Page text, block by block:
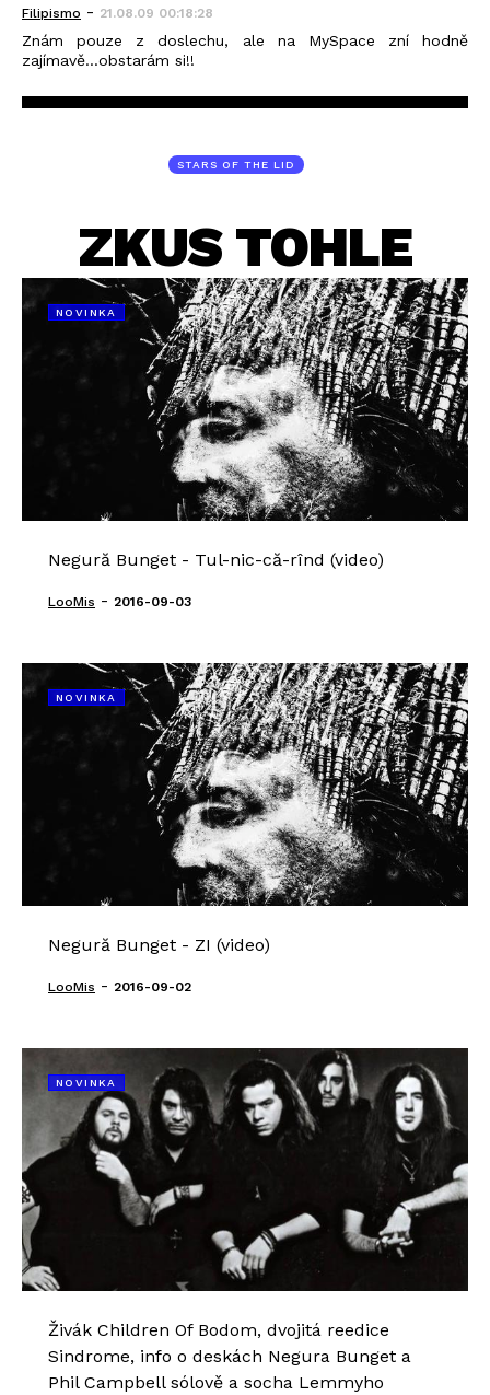
Filipismo - 21.08.09 00:18:28
Znám pouze z doslechu, ale na MySpace zní hodně
zajímavě...obstarám si!!
STARS OF THE LID
ZKUS TOHLE
NOVINKA
Negură Bunget - Tul-nic-că-rînd (video)
LooMis - 2016-09-03
NOVINKA
Negură Bunget - ZI (video)
LooMis - 2016-09-02
NOVINKA
Živák Children Of Bodom, dvojitá reedice
Sindrome, info o deskách Negura Bunget a
Phil Campbell sólově a socha Lemmyho